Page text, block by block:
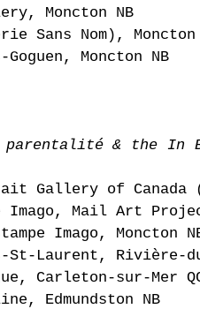
Moncton NB
Sans Nom), Moncton
Moncton NB
& the In
Gallery of
Imago, Mail Art
Imago, Moncton
St-Laurent, Rivière-
Carleton-sur-Mer
Edmundston NB